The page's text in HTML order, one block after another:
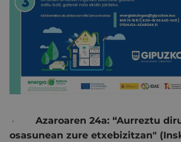
· Azaroaren 24a: “Aurreztu
osasunean zure etxebizitzan"